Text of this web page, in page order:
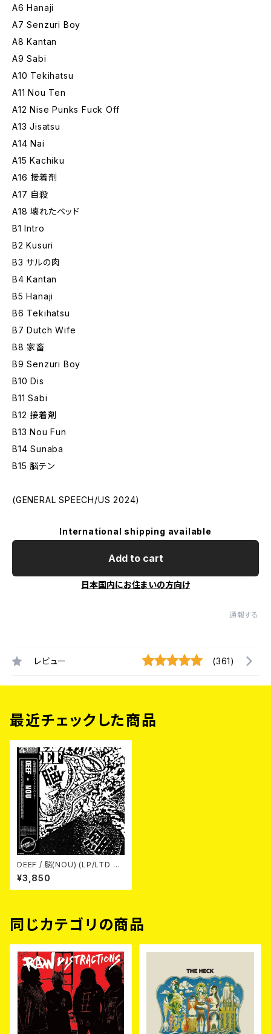
A6 Hanaji
A7 Senzuri Boy
A8 Kantan
A9 Sabi
A10 Tekihatsu
A11 Nou Ten
A12 Nise Punks Fuck Off
A13 Jisatsu
A14 Nai
A15 Kachiku
A16 接着剤
A17 自殺
A18 壊れたベッド
B1 Intro
B2 Kusuri
B3 サルの肉
B4 Kantan
B5 Hanaji
B6 Tekihatsu
B7 Dutch Wife
B8 家畜
B9 Senzuri Boy
B10 Dis
B11 Sabi
B12 接着剤
B13 Nou Fun
B14 Sunaba
B15 脳テン
(GENERAL SPEECH/US 2024)
International shipping available
Add to cart
日本国内にお住まいの方向け
通報する
レビュー (361)
最近チェックした商品
DEEF / 脳(NOU) (LP/LTD C
OLOR VINYL)
¥3,850
同じカテゴリの商品